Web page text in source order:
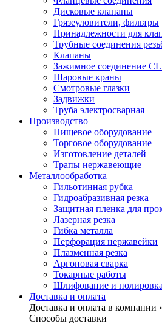
Дисковые клапаны
Грязеуловители, фильтры
Принадлежности для
Трубные соединения
Клапаны
Зажимное соединение
Шаровые краны
Смотровые глазки
Задвижки
Труба электросварная
Производство
Пищевое оборудование
Торговое оборудование
Изготовление деталей
Трапы нержавеющие
Металлообработка
Гильотинная рубка
Гидроабразивная резка
Защитная пленка для
Лазерная резка
Гибка металла
Перфорация нержавейки
Плазменная резка
Аргоновая сварка
Токарные работы
Шлифование и полировка
Доставка и оплата
Доставка и оплата в компании
Способы доставки